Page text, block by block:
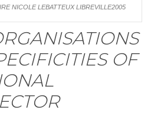
NICOLE LEBATTEUX LIBREVILLE2005
OF